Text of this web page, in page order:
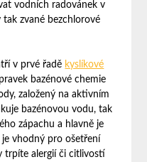
vodních radovánek v
tak zvané bezchlorové
v prvé řadě kyslíkové
bazénové chemie
založený na aktivním
bazénovou vodu, tak
zápachu a hlavně je
vhodný pro ošetření
trpíte alergií či citlivostí